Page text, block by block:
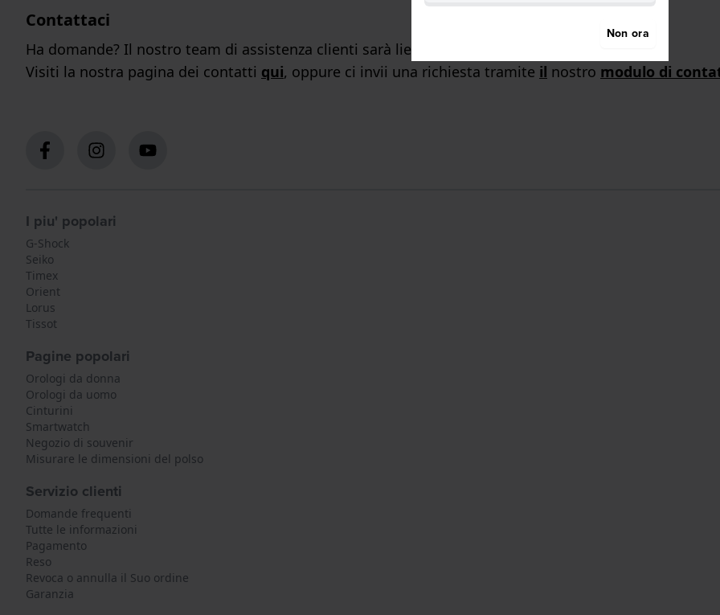
Contattaci
Ha domande? Il nostro team di assistenza clienti sarà lieto di aiutarLa!
Visiti la nostra pagina dei contatti qui, oppure ci invii una richiesta tramite il nostro modulo di
I piu' popolari
G-Shock
Seiko
Timex
Orient
Lorus
Tissot
Pagine popolari
Orologi da donna
Orologi da uomo
Cinturini
Smartwatch
Negozio di souvenir
Misurare le dimensioni del polso
Servizio clienti
Domande frequenti
Tutte le informazioni
Pagamento
Reso
Revoca o annulla il Suo ordine
Garanzia
Non ora